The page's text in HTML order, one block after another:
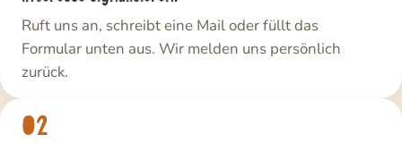
Ruft uns an, schreibt eine Mail oder füllt das
Formular unten aus. Wir melden uns persönlich
zurück.
02